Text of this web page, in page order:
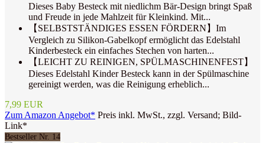
Dieses Baby Besteck mit niedlichm Bär-Design bringt Spaß
und Freude in jede Mahlzeit für Kleinkind. Mit...
【SELBSTSTÄNDIGES ESSEN FÖRDERN】Im
Vergleich zu Silikon-Gabelkopf ermöglicht das Edelstahl
Kinderbesteck ein einfaches Stechen von harten...
【LEICHT ZU REINIGEN, SPÜLMASCHINENFEST】
Dieses Edelstahl Kinder Besteck kann in der Spülmaschine
gereinigt werden, was die Reinigung erheblich...
7,99 EUR
Zum Amazon Angebot* Preis inkl. MwSt., zzgl. Versand; Bild-
Link*
Bestseller Nr. 14